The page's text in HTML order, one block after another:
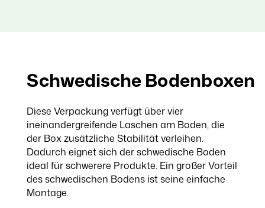
Schwedische Bodenboxen
Diese Verpackung verfügt über vier
ineinandergreifende Laschen am Boden, die
der Box zusätzliche Stabilität verleihen.
Dadurch eignet sich der schwedische Boden
ideal für schwerere Produkte. Ein großer Vorteil
des schwedischen Bodens ist seine einfache
Montage.